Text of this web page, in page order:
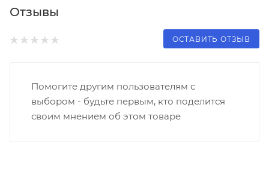
Отзывы
ОСТАВИТЬ ОТЗЫВ
Помогите другим пользователям с
выбором - будьте первым, кто поделится
своим мнением об этом товаре